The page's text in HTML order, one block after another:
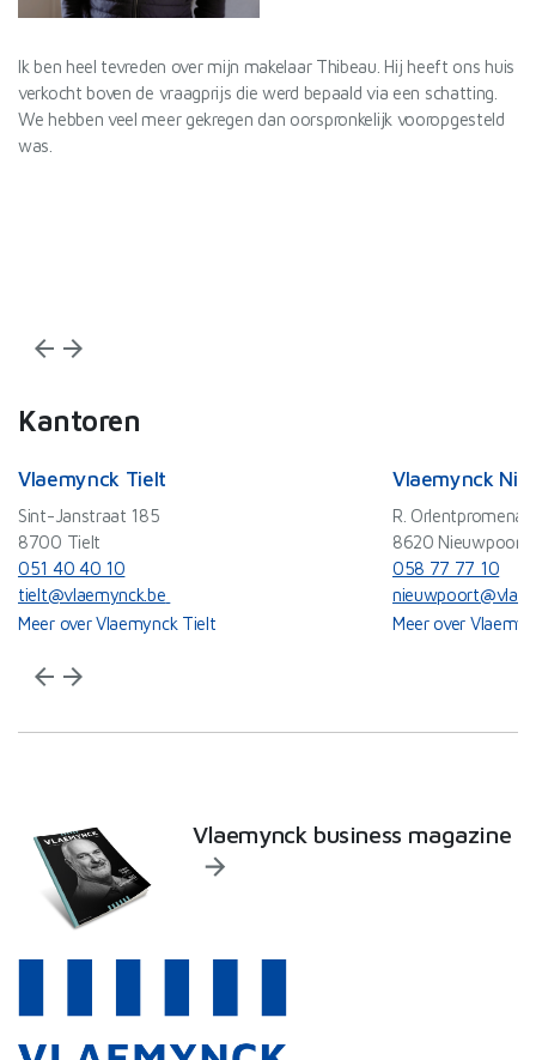
Ik ben heel tevreden over mijn makelaar Thibeau. Hij heeft ons huis
verkocht boven de vraagprijs die werd bepaald via een schatting.
We hebben veel meer gekregen dan oorspronkelijk vooropgesteld
was.
arrow_back arrow_forward
Kantoren
Vlaemynck Tielt
Sint-Janstraat 185
8700 Tielt
051 40 40 10
tielt@vlaemynck.be
Meer over Vlaemynck Tielt
Vlaemynck
R.
8620 Nieuwpoort
058 77 77 10
Meer over
arrow_back arrow_forward
Vlaemynck business magazine